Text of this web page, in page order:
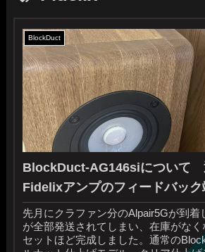
BlockDuct
BlockDuct-AG146siについて
Fidelixアンプのフィードバッ
先月にクラファン分のAlpair5Gが到着
が全部発送されてしまい、在庫がな
セットほど完成しました。通常の